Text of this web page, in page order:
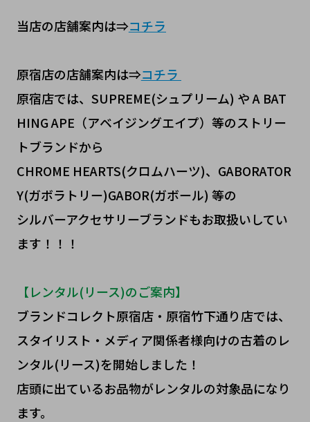
当店の店舗案内は⇒コチラ
原宿店の店舗案内は⇒コチラ
原宿店では、SUPREME(シュプリーム) や A BAT
HING APE（アベイジングエイプ）等のストリー
トブランドから
CHROME HEARTS(クロムハーツ)、GABORATOR
Y(ガボラトリー)GABOR(ガボール) 等の
シルバーアクセサリーブランドもお取扱いしてい
ます！！！
【レンタル(リース)のご案内】
ブランドコレクト原宿店・原宿竹下通り店では、
スタイリスト・メディア関係者様向けの古着のレ
ンタル(リース)を開始しました！
店頭に出ているお品物がレンタルの対象品になり
ます。